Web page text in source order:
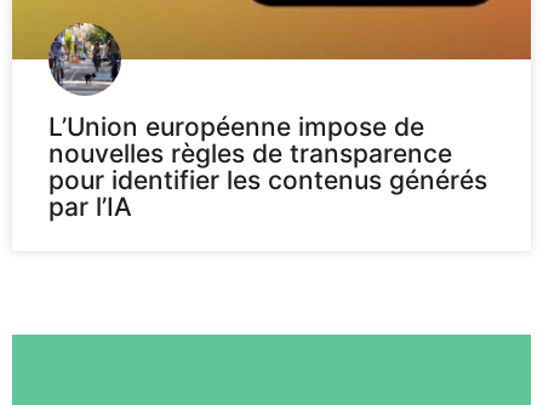
L’Union européenne impose de
nouvelles règles de transparence
pour identifier les contenus générés
par l’IA